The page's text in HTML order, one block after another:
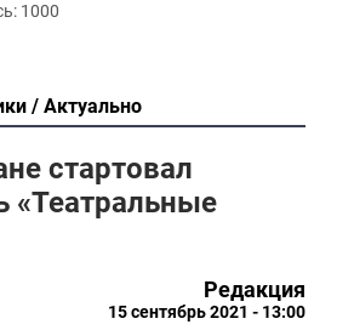
1000
Актуально
стартовал
«Театральные
Редакция
15 сентябрь 2021 - 13:00